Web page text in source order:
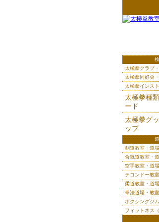
太極拳クラブ
太極拳同好会
太極拳インス
太極拳種
ード
太極拳グ
ップ
剣道教室・道
合気道教室・
空手教室・道
テコンドー教
柔道教室・道
拳法道場・教
ボクシングジ
フィットネス